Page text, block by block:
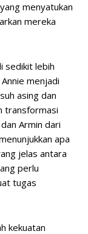
menyatukan
mereka
sedikit lebih
menjadi
asing dan
transformasi
Armin dari
apa
jelas antara
perlu
tugas
kekuatan